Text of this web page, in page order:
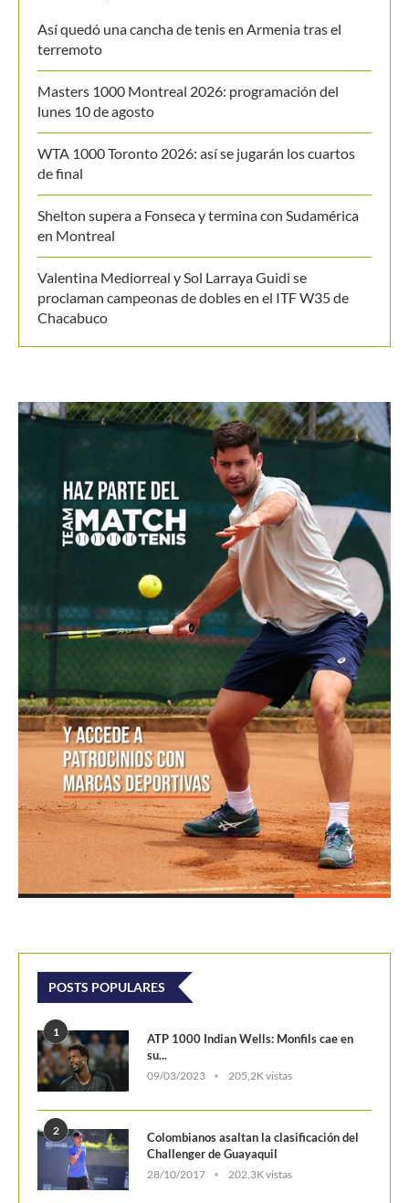
Así quedó una cancha de tenis en Armenia tras el
terremoto
Masters 1000 Montreal 2026: programación del
lunes 10 de agosto
WTA 1000 Toronto 2026: así se jugarán los cuartos
de final
Shelton supera a Fonseca y termina con Sudamérica
en Montreal
Valentina Mediorreal y Sol Larraya Guidi se
proclaman campeonas de dobles en el ITF W35 de
Chacabuco
POSTS POPULARES
1
ATP 1000 Indian Wells: Monfils cae en
su...
09/03/2023 205,2K vistas
2
Colombianos asaltan la clasificación del
Challenger de Guayaquil
28/10/2017 202,3K vistas